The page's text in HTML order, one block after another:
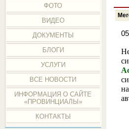
ФОТО
ВИДЕО
ДОКУМЕНТЫ
БЛОГИ
УСЛУГИ
ВСЕ НОВОСТИ
ИНФОРМАЦИЯ О САЙТЕ
«ПРОВИНЦИАЛЫ»
КОНТАКТЫ